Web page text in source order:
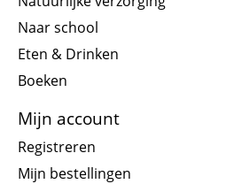
Naar school
Eten & Drinken
Boeken
Mijn account
Registreren
Mijn bestellingen